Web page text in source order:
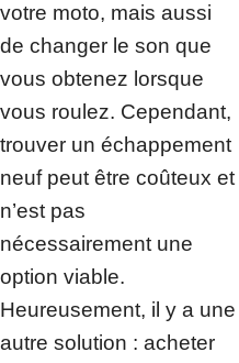
votre moto, mais aussi
de changer le son que
vous obtenez lorsque
vous roulez. Cependant,
trouver un échappement
neuf peut être coûteux et
n’est pas
nécessairement une
option viable.
Heureusement, il y a une
autre solution : acheter